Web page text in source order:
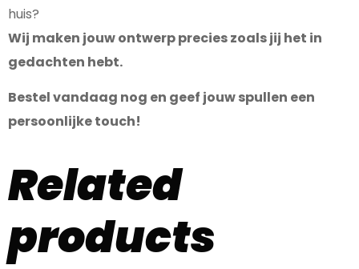
huis?
Wij maken jouw ontwerp precies zoals jij het in
gedachten hebt.
Bestel vandaag nog en geef jouw spullen een
persoonlijke touch!
Related
products